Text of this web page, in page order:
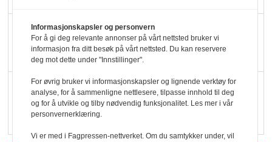
KI lager mat i butikken
Q passerte 1 milliard i
Rema i 2025
Informasjonskapsler og personvern
For å gi deg relevante annonser på vårt nettsted bruker vi
informasjon fra ditt besøk på vårt nettsted. Du kan reservere
deg mot dette under "Innstillinger".
For øvrig bruker vi informasjonskapsler og lignende verktøy for
analyse, for å sammenligne nettlesere, tilpasse innhold til deg
og for å utvikle og tilby nødvendig funksjonalitet. Les mer i vår
personvernerklæring.
Vi er med i Fagpressen-nettverket. Om du samtykker under, vil